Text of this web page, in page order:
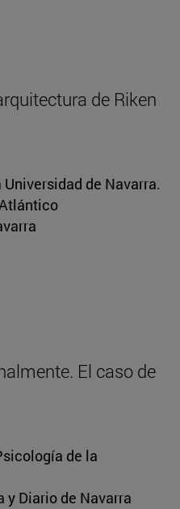
de Riken
de Navarra.
El caso de
de la
y Diario de Navarra